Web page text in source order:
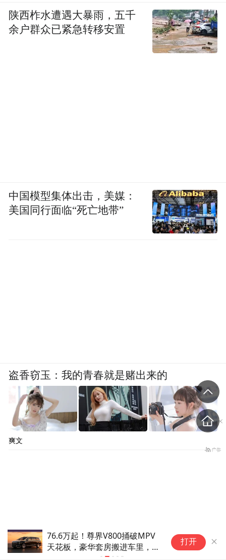
76.6万起！尊界V800捅破MPV
天花板，豪华套房搬进车里，阿
尔法压力拉满…
打开
陕西柞水遭遇大暴雨，五千
余户群众已紧急转移安置
中国模型集体出击，美媒：
美国同行面临“死亡地带”
盗香窃玉：我的青春就是赌出来的
爽文